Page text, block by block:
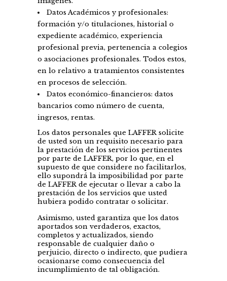
Datos Académicos y profesionales:
formación y/o titulaciones, historial o
expediente académico, experiencia
profesional previa, pertenencia a colegios
o asociaciones profesionales. Todos estos,
en lo relativo a tratamientos consistentes
en procesos de selección.
Datos económico-financieros: datos
bancarios como número de cuenta,
ingresos, rentas.
Los datos personales que LAFFER solicite
de usted son un requisito necesario para
la prestación de los servicios pertinentes
por parte de LAFFER, por lo que, en el
supuesto de que considere no facilitarlos,
ello supondrá la imposibilidad por parte
de LAFFER de ejecutar o llevar a cabo la
prestación de los servicios que usted
hubiera podido contratar o solicitar.
Asimismo, usted garantiza que los datos
aportados son verdaderos, exactos,
completos y actualizados, siendo
responsable de cualquier daño o
perjuicio, directo o indirecto, que pudiera
ocasionarse como consecuencia del
incumplimiento de tal obligación.